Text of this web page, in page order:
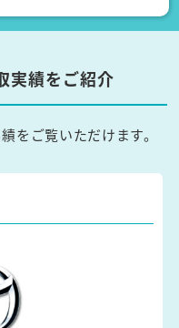
実績をご紹介
をご覧いただけます。